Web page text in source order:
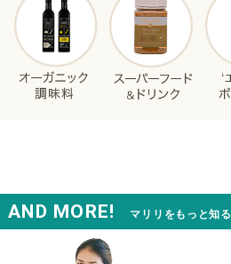
AND MORE! マリリをもっと知る